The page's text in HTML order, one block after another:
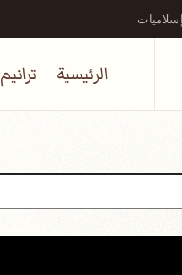
إسلاميات
الرئيسية ترانيم